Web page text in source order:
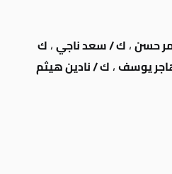
حسن،ك / سعد ناجي،ك
يوسف،ك / نادين هيثم